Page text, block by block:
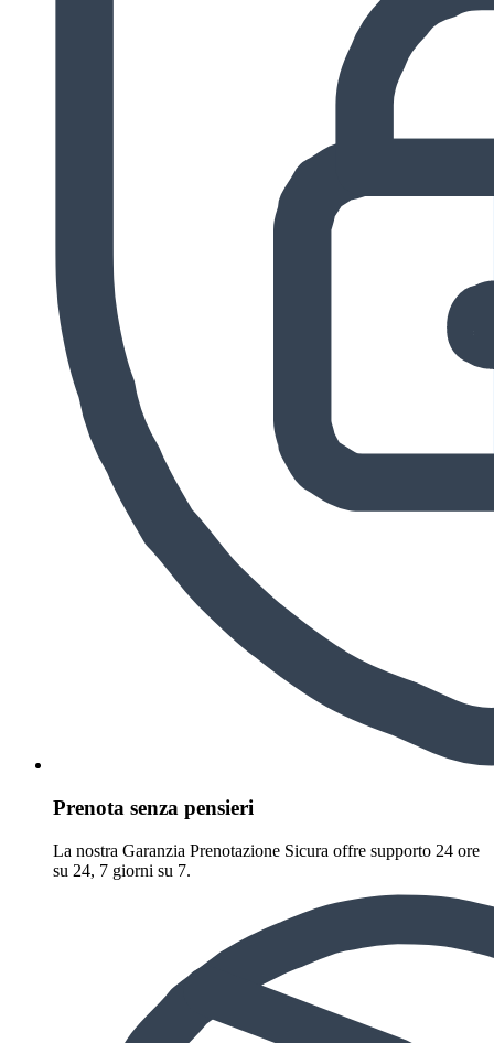
Prenota senza pensieri
La nostra Garanzia Prenotazione Sicura offre supporto 24 ore
su 24, 7 giorni su 7.